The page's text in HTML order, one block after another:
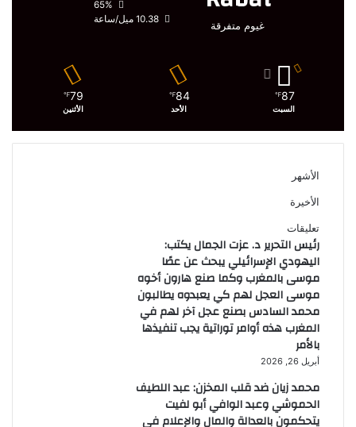
غيوم متفرقة
65%
10.38 ميل/ساعة
87
℉
السبت
84
℉
الأحد
79
℉
الأثنين
الأشهر
الأخيرة
تعليقات
رئيس التحرير د. عزت الجمال يكتب:
اليهودي الإسرائيلي يبحث عن عصًا
موسى بالمغرب وكما صنع هارون أخوه
موسى العجل لهم كي يعبدوه يطالبون
محمد السادس بصنع عجل آخر لهم في
المغرب هذه أوامر توراتية يجب تنفيذها
بالأمر
أبريل 26, 2026
محمد زيان ضد قلب المخزن: عبد اللطيف
الحموشي وعبد الوافي أبو لفيت
يتحكمون بالعدالة والمال والإعلام في